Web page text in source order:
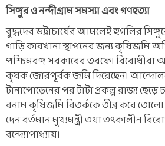
সিঙ্গুর ও নন্দীগ্রাম সমস্যা এবং গণহত্যা
বুদ্ধদেব ভট্টাচার্যের আমলেই হুগলির
গাড়ি কারখানা স্থাপনের জন্য কৃষিজমি
পশ্চিমবঙ্গ সরকারের তরফে।
কৃষক জোরপূর্বক জমি দিয়েছেন।
টানাপোড়েনের পর টাটা প্রকল্প রাজ্য ছেড়ে
বনাম কৃষিজমি বিতর্ককে তীব্র করে
দেন বর্তমান মুখ্যমন্ত্রী তথা তৎকালীন
বন্দ্যোপাধ্যায়।